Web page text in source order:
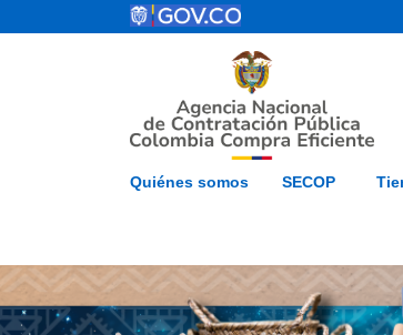
Pasar al contenido principal
Inicio
Quiénes somos SECOP